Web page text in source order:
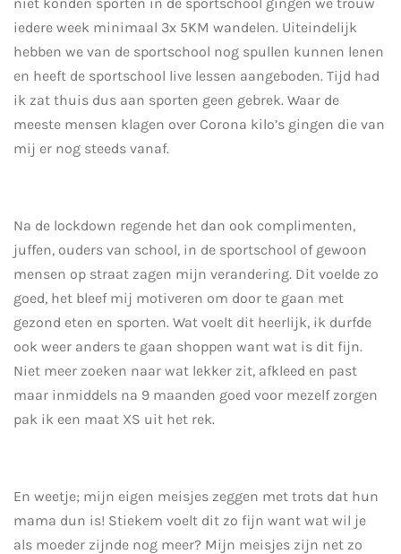
iedere week minimaal 3x 5KM wandelen. Uiteindelijk
hebben we van de sportschool nog spullen kunnen lenen
en heeft de sportschool live lessen aangeboden. Tijd had
ik zat thuis dus aan sporten geen gebrek. Waar de
meeste mensen klagen over Corona kilo’s gingen die van
mij er nog steeds vanaf.
Na de lockdown regende het dan ook complimenten,
juffen, ouders van school, in de sportschool of gewoon
mensen op straat zagen mijn verandering. Dit voelde zo
goed, het bleef mij motiveren om door te gaan met
gezond eten en sporten. Wat voelt dit heerlijk, ik durfde
ook weer anders te gaan shoppen want wat is dit fijn.
Niet meer zoeken naar wat lekker zit, afkleed en past
maar inmiddels na 9 maanden goed voor mezelf zorgen
pak ik een maat XS uit het rek.
En weetje; mijn eigen meisjes zeggen met trots dat hun
mama dun is! Stiekem voelt dit zo fijn want wat wil je
als moeder zijnde nog meer? Mijn meisjes zijn net zo